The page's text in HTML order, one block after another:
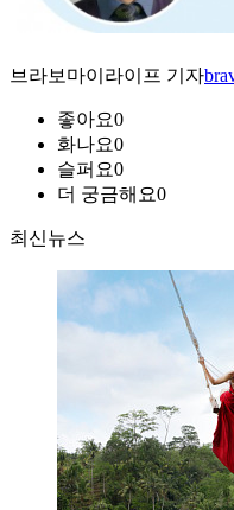
브라보마이라이프 기자
좋아요0
화나요0
슬퍼요0
더 궁금해요0
최신뉴스